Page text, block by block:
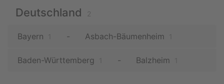
Deutschland 2
Bayern Asbach-Bäumenheim
Baden-Württemberg Balzheim